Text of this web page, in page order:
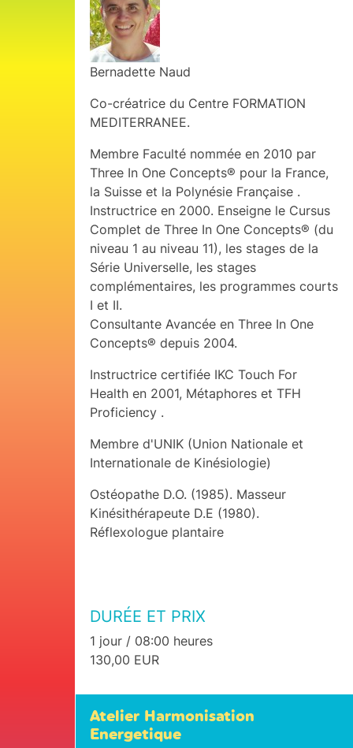
Bernadette Naud
Co-créatrice du Centre FORMATION
MEDITERRANEE.
Membre Faculté nommée en 2010 par
Three In One Concepts® pour la France,
la Suisse et la Polynésie Française .
Instructrice en 2000. Enseigne le Cursus
Complet de Three In One Concepts® (du
niveau 1 au niveau 11), les stages de la
Série Universelle, les stages
complémentaires, les programmes courts
I et II.
Consultante Avancée en Three In One
Concepts® depuis 2004.
Instructrice certifiée IKC Touch For
Health en 2001, Métaphores et TFH
Proficiency .
Membre d'UNIK (Union Nationale et
Internationale de Kinésiologie)
Ostéopathe D.O. (1985). Masseur
Kinésithérapeute D.E (1980).
Réflexologue plantaire
DURÉE ET PRIX
1 jour / 08:00 heures
130,00 EUR
Atelier Harmonisation
Energetique